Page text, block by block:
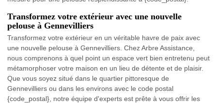
Transformez votre extérieur avec une nouvelle
pelouse à Gennevilliers
Transformez votre extérieur en un véritable havre de paix avec
une nouvelle pelouse à Gennevilliers. Chez Arbre Assistance,
nous comprenons à quel point un espace vert bien entretenu peut
métamorphoser votre maison en un lieu de détente et de plaisir.
Que vous soyez situé dans le quartier pittoresque de
Gennevilliers ou dans les environs avec le code postal
{code_postal}, notre équipe d'experts est prête à vous offrir les